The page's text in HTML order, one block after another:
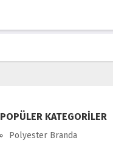
POPÜLER KATEGORİLER
Polyester Branda